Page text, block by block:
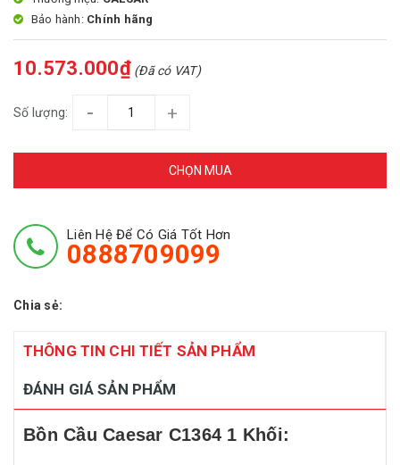
Bảo hành: Chính hãng
10.573.000₫ (Đã có VAT)
Số lượng: - +
CHỌN MUA
Liên Hệ Để Có Giá Tốt Hơn
0888709099
Chia sẻ:
THÔNG TIN CHI TIẾT SẢN PHẨM
ĐÁNH GIÁ SẢN PHẨM
Bồn Cầu Caesar C1364 1 Khối: